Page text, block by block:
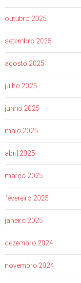
outubro 2025
setembro 2025
agosto 2025
julho 2025
junho 2025
maio 2025
abril 2025
março 2025
fevereiro 2025
janeiro 2025
dezembro 2024
novembro 2024